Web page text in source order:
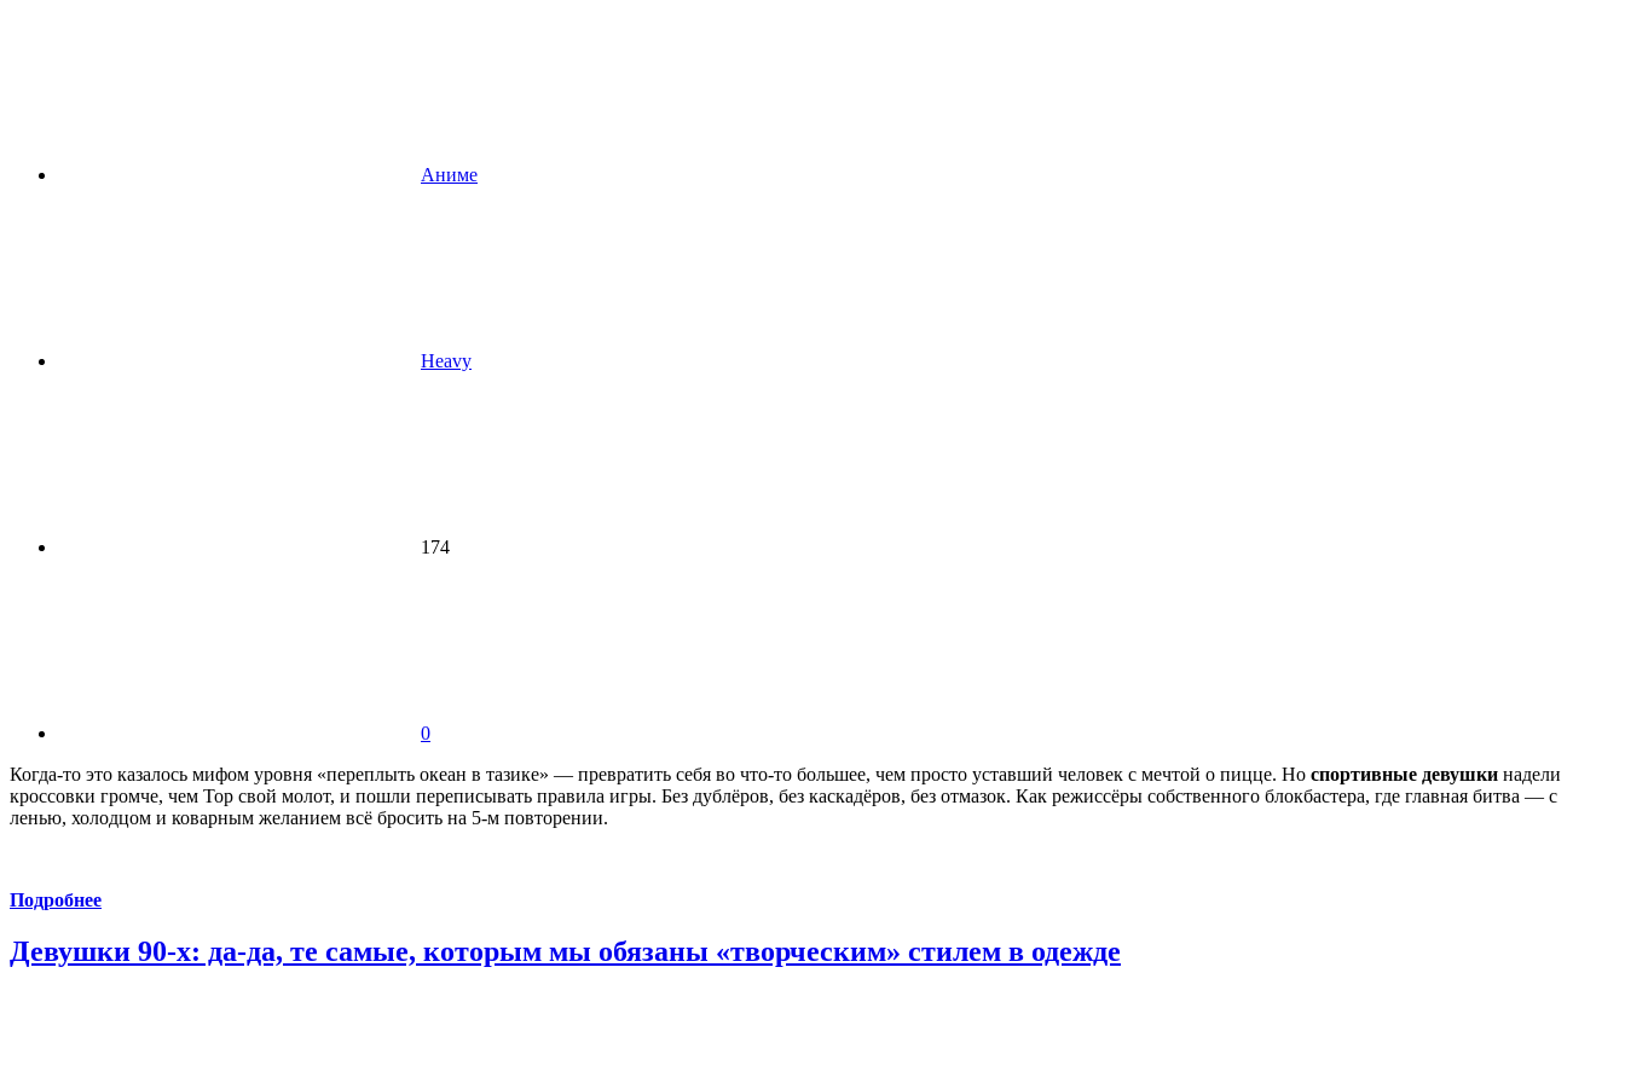
Аниме
Heavy
174
0
Когда-то это казалось мифом уровня «переплыть океан в тазике» — превратить себя во что-то большее, чем просто уставший человек с мечтой о пицце. Но спортивные девушки надели
кроссовки громче, чем Тор свой молот, и пошли переписывать правила игры. Без дублёров, без каскадёров, без отмазок. Как режиссёры собственного блокбастера, где главная битва — с
ленью, холодцом и коварным желанием всё бросить на 5-м повторении.
Подробнее
Девушки 90-х: да-да, те самые, которым мы обязаны «творческим» стилем в одежде